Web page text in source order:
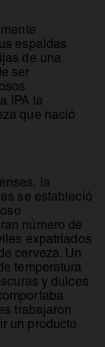
espaldas
de una
ser
IPA la
que nació
la
se estableció
número de
expatriados
cerveza. Un
temperatura
y dulces
trabajaron
un producto